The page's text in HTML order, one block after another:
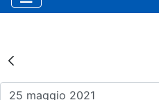
Risultati